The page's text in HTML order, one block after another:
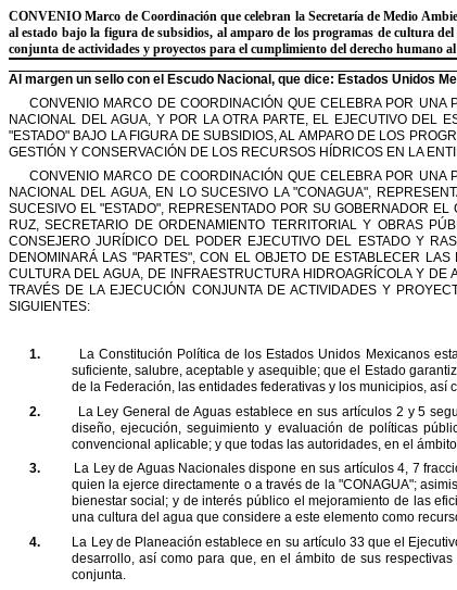
CONVENIO Marco de Coordinación que celebran la Secretaría de Medio
al estado bajo la figura de subsidios, al amparo de los programas de cultura
conjunta de actividades y proyectos para el cumplimiento del derecho humano
Al margen un sello con el Escudo Nacional, que dice: Estados Unidos
CONVENIO MARCO DE COORDINACIÓN QUE CELEBRA POR UNA
NACIONAL DEL AGUA, Y POR LA OTRA PARTE, EL EJECUTIVO DEL
"ESTADO" BAJO LA FIGURA DE SUBSIDIOS, AL AMPARO DE LOS
GESTIÓN Y CONSERVACIÓN DE LOS RECURSOS HÍDRICOS EN LA
CONVENIO MARCO DE COORDINACIÓN QUE CELEBRA POR UNA
NACIONAL DEL AGUA, EN LO SUCESIVO LA"CONAGUA" ,
SUCESIVO EL"ESTADO" , REPRESENTADO POR SU GOBERNADOR EL
RUZ,
SECRETARIO DE ORDENAMIENTO TERRITORIAL Y OBRAS
CONSEJERO JURÍDICO DEL PODER EJECUTIVO DEL ESTADO Y
DENOMINARÁ LAS "PARTES", CON EL OBJETO DE ESTABLECER LAS
CULTURA DEL AGUA, DE INFRAESTRUCTURA HIDROAGRÍCOLA Y DE
TRAVÉS DE LA EJECUCIÓN CONJUNTA DE ACTIVIDADES Y
SIGUIENTES:
1.
La Constitución Política de los Estados Unidos Mexicanos
suficiente, salubre, aceptable y asequible; que el Estado
de la Federación, las entidades federativas y los municipios,
2.
La Ley General de Aguas establece en sus artículos 2 y 5
diseño, ejecución, seguimiento y evaluación de políticas
convencional aplicable; y que todas las autoridades, en el
3.
La Ley de Aguas Nacionales dispone en sus artículos 4, 7
quien la ejerce directamente o a través de la "CONAGUA";
bienestar social; y de interés público el mejoramiento de las
una cultura del agua que considere a este elemento como
4.
La Ley de Planeación establece en su artículo 33 que el
desarrollo, así como para que, en el ámbito de sus
conjunta.